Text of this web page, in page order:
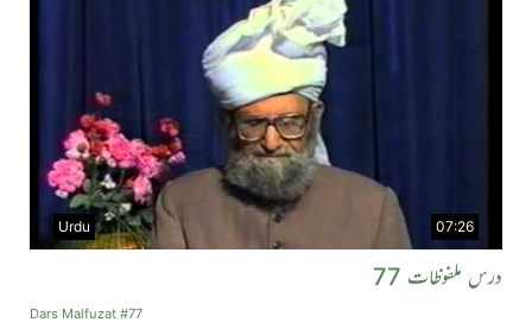
07:26
Urdu
درس ملفوظات 77
Dars Malfuzat #77